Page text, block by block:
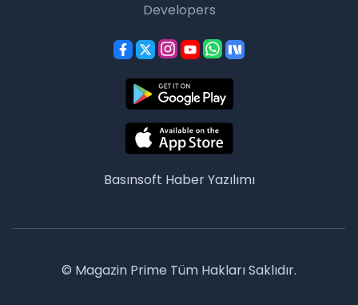
Developers
Basınsoft Haber Yazılımı
© Magazin Prime Tüm Hakları Saklıdır.